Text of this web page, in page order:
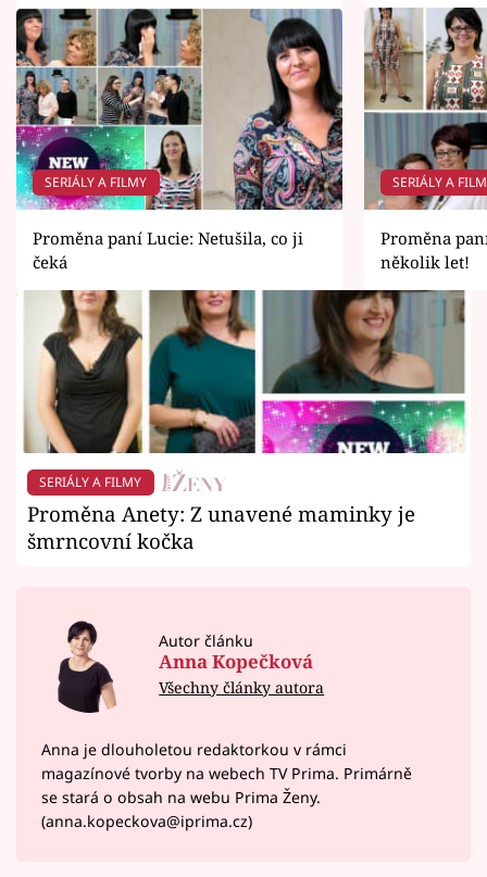
SERIÁLY A FILMY
Proměna paní Lucie: Netušila, co ji
čeká
SERIÁLY A
Proměna
několik let!
SERIÁLY A FILMY
Proměna Anety: Z unavené maminky je
šmrncovní kočka
Autor článku
Anna Kopečková
Všechny články autora
Anna je dlouholetou redaktorkou v rámci
magazínové tvorby na webech TV Prima. Primárně
se stará o obsah na webu Prima Ženy.
(anna.kopeckova@iprima.cz)